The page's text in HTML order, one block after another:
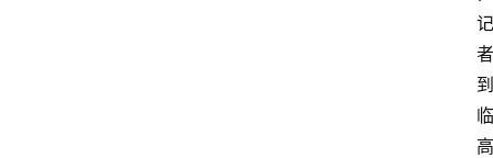
记
者
到
临
高